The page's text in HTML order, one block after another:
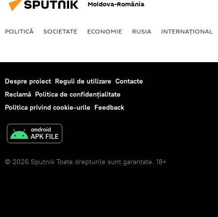
Moldova-România
POLITICĂ SOCIETATE ECONOMIE RUSIA INTERNAŢIONAL
Despre proiect Reguli de utilizare Contacte
Reclamă Politica de confidențialitate
Politica privind cookie-urile Feedback
© 2026 Sputnik Toate drepturile sunt garantate. 18+